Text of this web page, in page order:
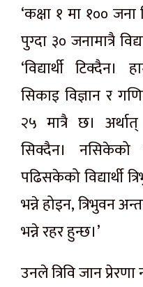
‘कक्षा १ मा १०० जना
पुग्दा ३० जनामात्रै
‘विद्यार्थी टिक्दैन।
सिकाइ विज्ञान र
२५ मात्रै छ।
सिक्दैन। नसिकेको
पढिसकेको विद्यार्थी
भन्ने होइन, त्रिभुवन
भन्ने रहर हुन्छ।’
उनले त्रिवि जान